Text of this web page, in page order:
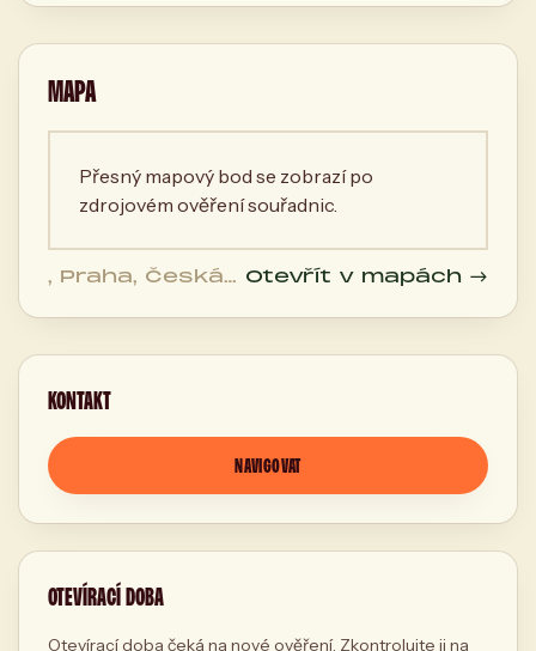
MAPA
Přesný mapový bod se zobrazí po
zdrojovém ověření souřadnic.
, Praha, Česká
Otevřít v mapách →
KONTAKT
NAVIGOVAT
OTEVÍRACÍ DOBA
Otevírací doba čeká na nové ověření. Zkontrolujte ji na